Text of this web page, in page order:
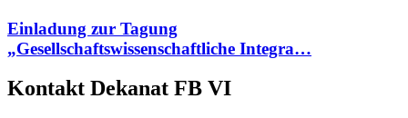
Einladung zur Tagung
„Gesellschaftswissenschaftliche Integra…
Kontakt Dekanat FB VI